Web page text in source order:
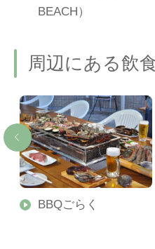
BEACH）
周辺にある飲
BBQごらく